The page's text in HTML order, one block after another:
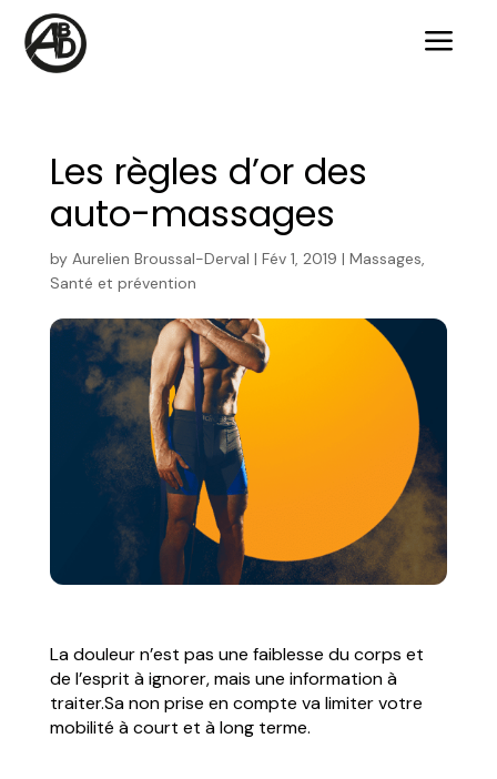
a
Les règles d’or des
auto-massages
by Aurelien Broussal-Derval | Fév 1, 2019 | Massages,
Santé et prévention
La douleur n’est pas une faiblesse du corps et
de l’esprit à ignorer, mais une information à
traiter.Sa non prise en compte va limiter votre
mobilité à court et à long terme.